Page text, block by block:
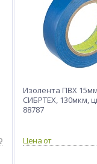
Изолента ПВХ
СИБРТЕХ, 130мкм,
88787
Цена от